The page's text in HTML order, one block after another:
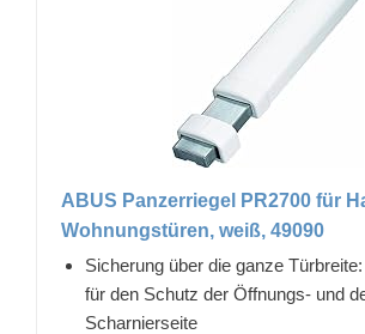
ABUS Panzerriegel PR2700 für
Wohnungstüren, weiß, 49090
Sicherung über die ganze
für den Schutz der Öffnungs- und
Scharnierseite